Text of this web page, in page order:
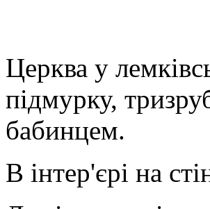
Церква у
підмурку,
бабинцем.
В інтер'єрі на